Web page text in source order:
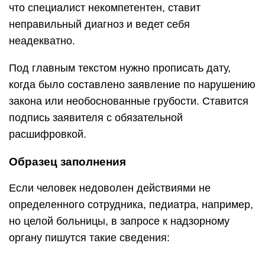
что специалист некомпетентен, ставит
неправильный диагноз и ведет себя
неадекватно.
Под главным текстом нужно прописать дату,
когда было составлено заявление по нарушению
закона или необоснованные грубости. Ставится
подпись заявителя с обязательной
расшифровкой.
Образец заполнения
Если человек недоволен действиями не
определенного сотрудника, педиатра, например,
но целой больницы, в запросе к надзорному
органу пишутся такие сведения: